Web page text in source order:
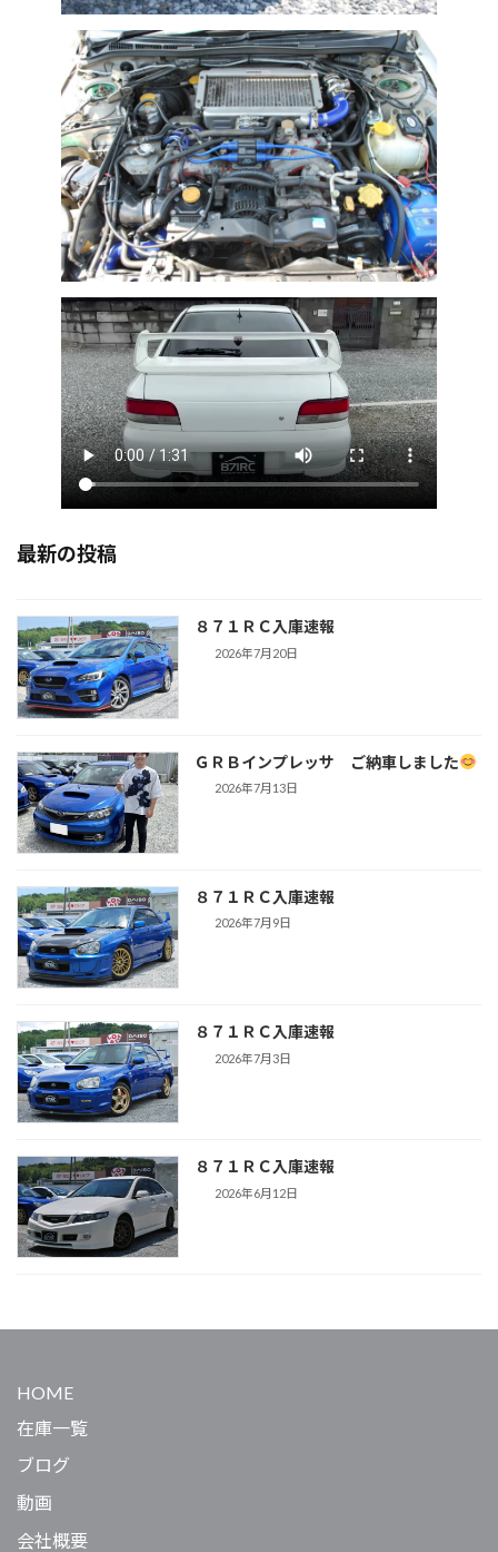
最新の投稿
８７１ＲＣ入庫速報
2026年7月20日
ＧＲＢインプレッサ ご納車しました
2026年7月13日
８７１ＲＣ入庫速報
2026年7月9日
８７１ＲＣ入庫速報
2026年7月3日
８７１ＲＣ入庫速報
2026年6月12日
HOME
在庫一覧
ブログ
動画
会社概要